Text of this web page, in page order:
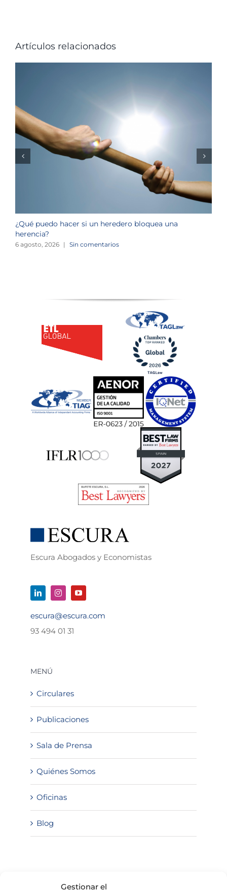
Gestionar el
Artículos relacionados
¿Qué puedo hacer si un heredero bloquea una
herencia?
6 agosto, 2026 | Sin comentarios
Escura Abogados y Economistas
escura@escura.com
93 494 01 31
MENÚ
Circulares
Publicaciones
Sala de Prensa
Quiénes Somos
Oficinas
Blog